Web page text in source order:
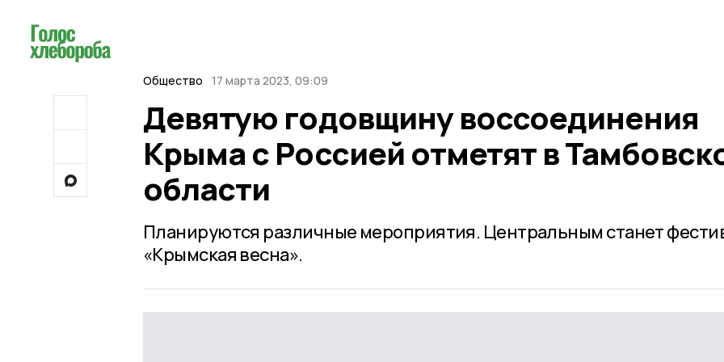
Общество 17 марта 2023, 09:09
Девятую годовщину воссоединения
Крыма с Россией отметят в
области
Планируются различные мероприятия. Центральным станет
«Крымская весна».